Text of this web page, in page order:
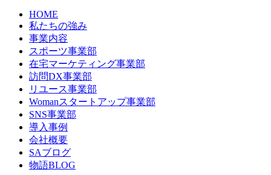
HOME
私たちの強み
事業内容
スポーツ事業部
在宅マーケティング事業部
訪問DX事業部
リユース事業部
Womanスタートアップ事業部
SNS事業部
導入事例
会社概要
SAブログ
物語BLOG